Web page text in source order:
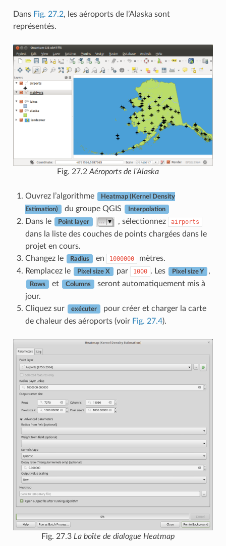
Dans Fig. 27.2, les aéroports de l’Alaska sont
représentés.
Fig. 27.2 Aéroports de l’Alaska
Ouvrez l’algorithme Heatmap (Kernel Density
Estimation) du groupe QGIS Interpolation
Dans le Point layer , sélectionnez airports
dans la liste des couches de points chargées dans le
projet en cours.
Changez le
Radius en 1000000
mètres.
Remplacez le
Pixel size X par 1000 . Les Pixel size Y ,
Rows et Columns
seront automatiquement mis à
jour.
Cliquez sur
exécuter
pour créer et charger la carte
de chaleur des aéroports (voir Fig. 27.4).
Fig. 27.3 La boîte de dialogue Heatmap